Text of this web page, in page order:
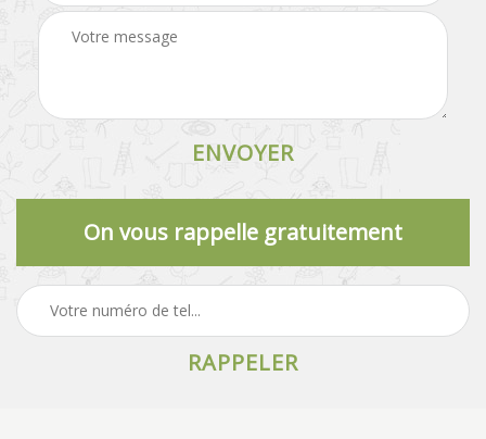
On vous rappelle gratuitement